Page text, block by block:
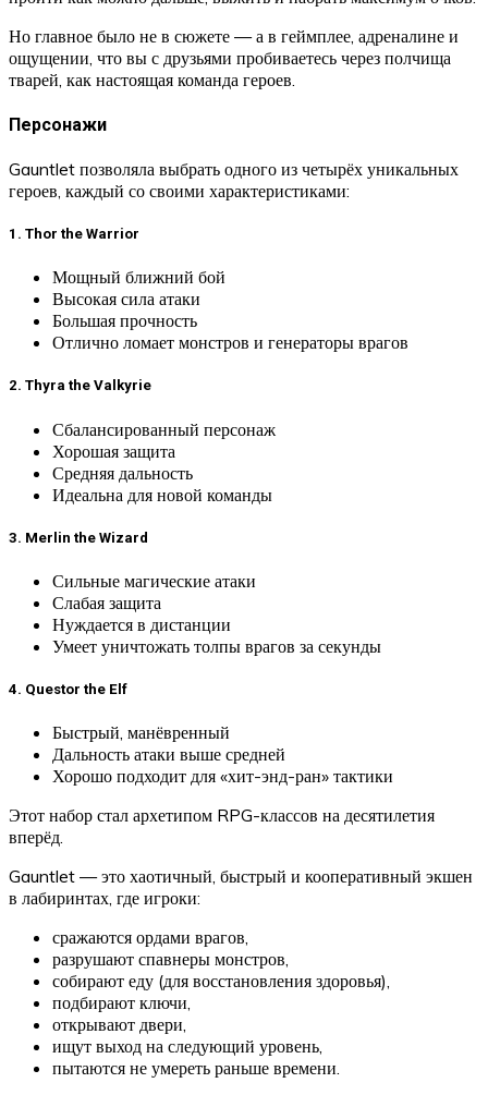
Но главное было не в сюжете — а в геймплее, адреналине и
ощущении, что вы с друзьями пробиваетесь через полчища
тварей, как настоящая команда героев.
Персонажи
Gauntlet позволяла выбрать одного из четырёх уникальных
героев, каждый со своими характеристиками:
1. Thor the Warrior
Мощный ближний бой
Высокая сила атаки
Большая прочность
Отлично ломает монстров и генераторы врагов
2. Thyra the Valkyrie
Сбалансированный персонаж
Хорошая защита
Средняя дальность
Идеальна для новой команды
3. Merlin the Wizard
Сильные магические атаки
Слабая защита
Нуждается в дистанции
Умеет уничтожать толпы врагов за секунды
4. Questor the Elf
Быстрый, манёвренный
Дальность атаки выше средней
Хорошо подходит для «хит-энд-ран» тактики
Этот набор стал архетипом RPG-классов на десятилетия
вперёд.
Gauntlet — это хаотичный, быстрый и кооперативный экшен
в лабиринтах, где игроки:
сражаются ордами врагов,
разрушают спавнеры монстров,
собирают еду (для восстановления здоровья),
подбирают ключи,
открывают двери,
ищут выход на следующий уровень,
пытаются не умереть раньше времени.